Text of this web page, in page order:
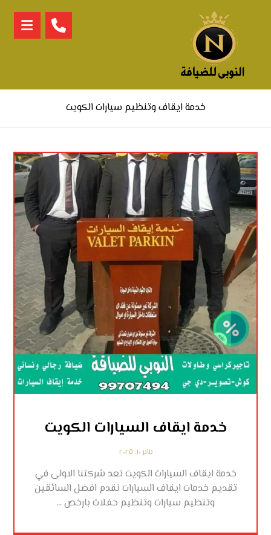
خدمة ايقاف وتنظيم سيارات الكويت
خدمة ايقاف السيارات الكويت
يناير ١٠, ٢٠٢٥
خدمة ايقاف السيارات الكويت تعد شركتنا الاولى في
تقديم خدمات ايقاف السيارات نقدم افضل السائقين
وتنظيم سيارات وتنظيم حفلات بارخص ...